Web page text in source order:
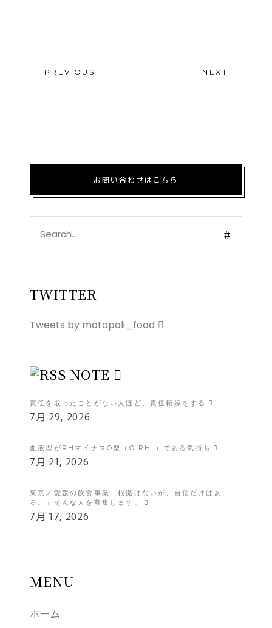
PREVIOUS NEXT
お問い合わせはこちら
for:
TWITTER
Tweets by motopoli_food
NOTE
責任を取ったことがない人ほど、責任転嫁をする
7月 29, 2026
血液型がRHマイナスO型（O RH-）である気持ち
7月 21, 2026
東京／愛媛の飲食事業「根拠はないが、自信だけはあ
る。」そんな人を募集します。
7月 17, 2026
MENU
ホーム